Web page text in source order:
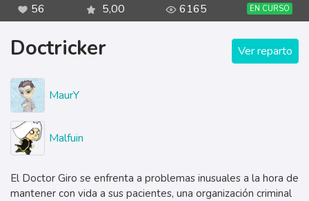
56 5,00 6165 EN CURSO
Doctricker Ver reparto
MaurY
Malfuin
El Doctor Giro se enfrenta a problemas inusuales a la hora de
mantener con vida a sus pacientes, una organización criminal